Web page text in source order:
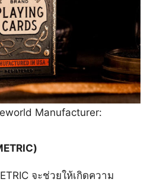
Manufacturer:
จะช่วยให้เกิดความ